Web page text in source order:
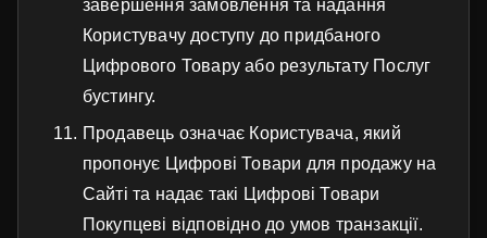
завершення замовлення та надання
Користувачу доступу до придбаного
Цифрового Товару або результату Послуг
бустингу.
Продавець означає Користувача, який
пропонує Цифрові Товари для продажу на
Сайті та надає такі Цифрові Товари
Покупцеві відповідно до умов транзакції.